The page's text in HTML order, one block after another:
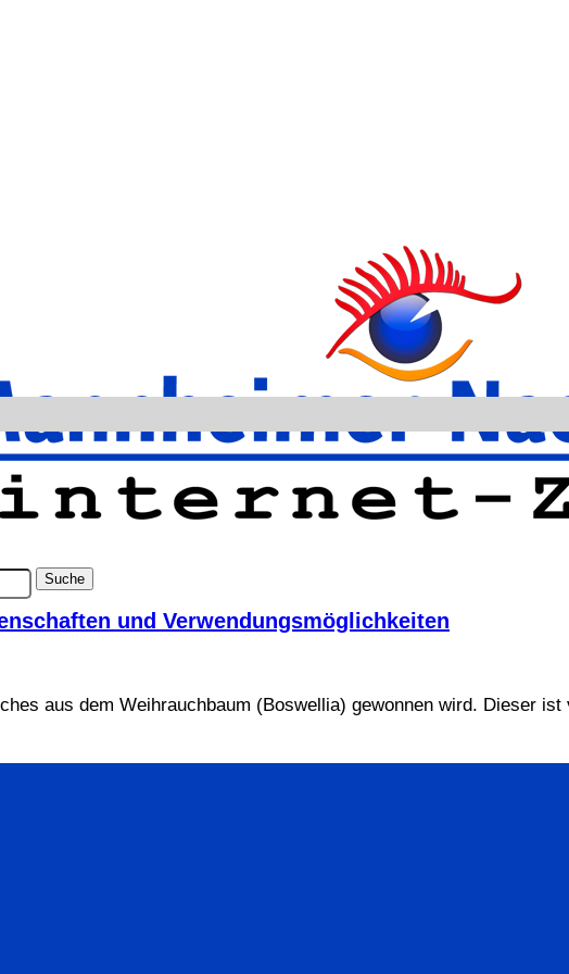
und Verwendungsmöglichkeiten
aus dem Weihrauchbaum (Boswellia) gewonnen wird. Dieser ist